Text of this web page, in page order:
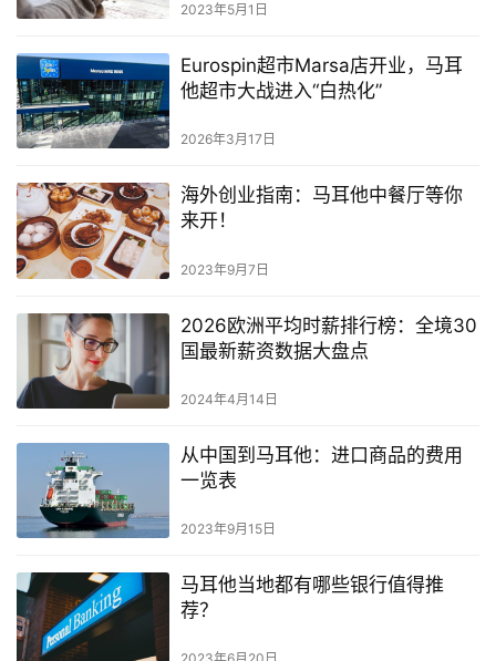
2023年5月1日
Eurospin超市Marsa店开业，马耳
他超市大战进入“白热化”
2026年3月17日
海外创业指南：马耳他中餐厅等你
来开！
2023年9月7日
2026欧洲平均时薪排行榜：全境30
国最新薪资数据大盘点
2024年4月14日
从中国到马耳他：进口商品的费用
一览表
2023年9月15日
马耳他当地都有哪些银行值得推
荐？